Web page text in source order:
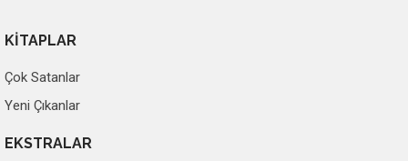
KİTAPLAR
Çok Satanlar
Yeni Çıkanlar
EKSTRALAR